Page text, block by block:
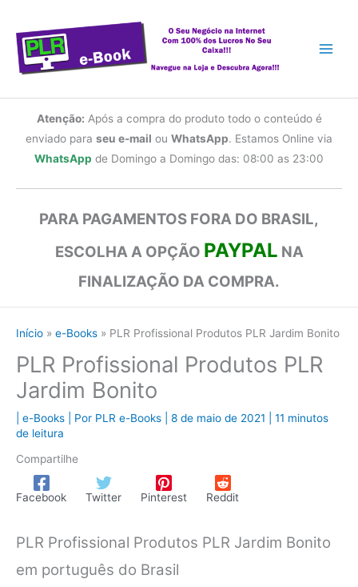
conteúdo
Atenção: Após a compra do produto todo o conteúdo é
enviado para seu e-mail ou WhatsApp. Estamos Online via
WhatsApp de Domingo a Domingo das: 08:00 as 23:00
PARA PAGAMENTOS FORA DO BRASIL,
ESCOLHA A OPÇÃO PAYPAL NA
FINALIZAÇÃO DA COMPRA.
Início e-Books PLR Profissional Produtos PLR Jardim Bonito
PLR Profissional Produtos PLR
Jardim Bonito
e-Books | Por PLR e-Books 8 de maio de 2021
11 minutos
de leitura
Compartilhe
Facebook Twitter Pinterest Reddit
PLR Profissional Produtos PLR Jardim Bonito
em português do Brasil